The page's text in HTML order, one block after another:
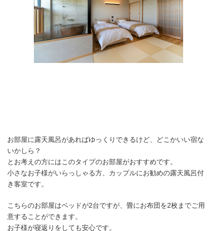
お部屋に露天風呂があればゆっくりできるけど、どこかいい宿な
いかしら？
とお考えの方にはこのタイプのお部屋がおすすめです。
小さなお子様がいらっしゃる方、カップルにお勧めの露天風呂付
き客室です。
こちらのお部屋はベッドが2台ですが、畳にお布団を2枚までご用
意することができます。
お子様が寝返りをしても安心です。